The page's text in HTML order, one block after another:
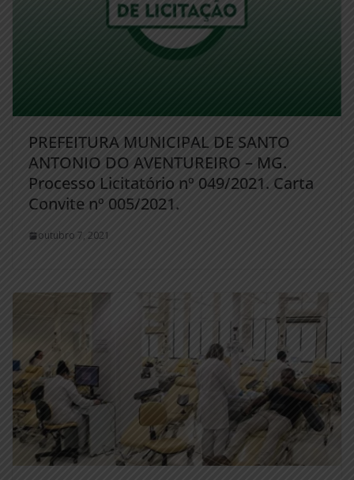
PREFEITURA MUNICIPAL DE SANTO
ANTONIO DO AVENTUREIRO – MG.
Processo Licitatório nº 049/2021. Carta
Convite nº 005/2021.
outubro 7, 2021